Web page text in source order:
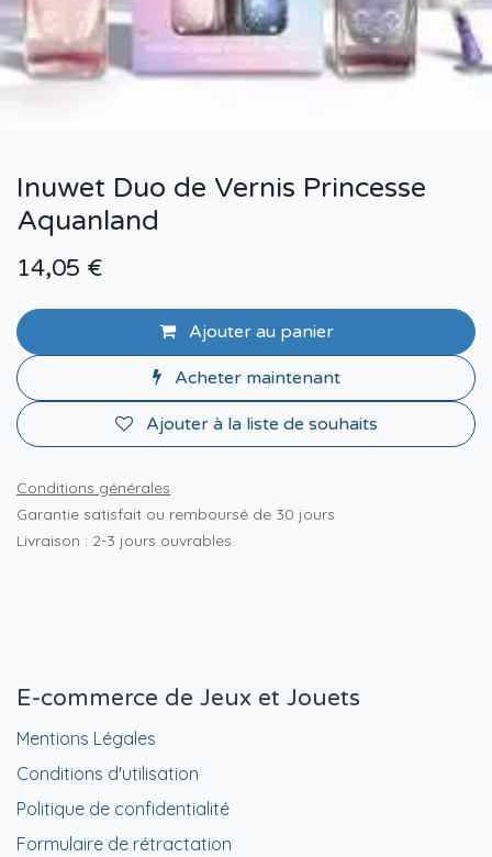
Inuwet Duo de Vernis Princesse
Aquanland
14,05 €
Ajouter au panier
Acheter maintenant
Ajouter à la liste de souhaits
Conditions générales
Garantie satisfait ou remboursé de 30 jours
Livraison : 2-3 jours ouvrables
E-commerce de Jeux et Jouets
Mentions Légales
Conditions d'utilisation
Politique de confidentialité
Formulaire de rétractation